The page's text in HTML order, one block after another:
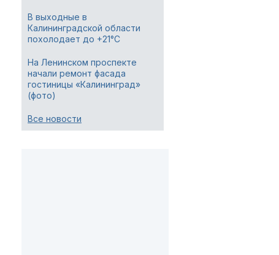
В выходные в
Калининградской области
похолодает до +21°C
На Ленинском проспекте
начали ремонт фасада
гостиницы «Калининград»
(фото)
Все новости